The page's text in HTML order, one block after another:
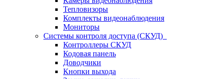
Тепловизоры
Комплекты видеонаблюдения
Мониторы
Системы контроля доступа (СКУД)
Контроллеры СКУД
Кодовая панель
Доводчики
Кнопки выхода